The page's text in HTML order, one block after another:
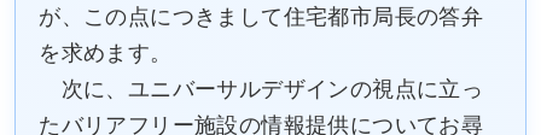
が、この点につきまして住宅都市局長の答弁
を求めます。
次に、ユニバーサルデザインの視点に立っ
たバリアフリー施設の情報提供についてお尋